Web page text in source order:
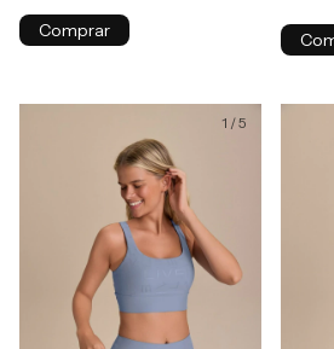
Comprar
1 /5